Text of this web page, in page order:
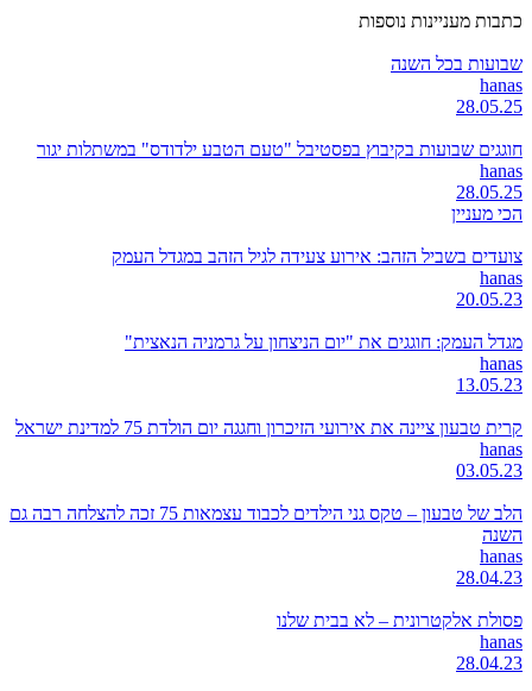
כתבות מעניינות נוספות
שבועות בכל השנה
hanas
28.05.25
חוגגים שבועות בקיבוץ בפסטיבל "טעם הטבע ילדודס" במשתלות יגור
hanas
28.05.25
הכי מעניין
צועדים בשביל הזהב: אירוע צעידה לגיל הזהב במגדל העמק
hanas
20.05.23
מגדל העמק: חוגגים את "יום הניצחון על גרמניה הנאצית"
hanas
13.05.23
קרית טבעון ציינה את אירועי הזיכרון וחגגה יום הולדת 75 למדינת ישראל
hanas
03.05.23
הלב של טבעון – טקס גני הילדים לכבוד עצמאות 75 זכה להצלחה רבה גם
השנה
hanas
28.04.23
פסולת אלקטרונית – לא בבית שלנו
hanas
28.04.23